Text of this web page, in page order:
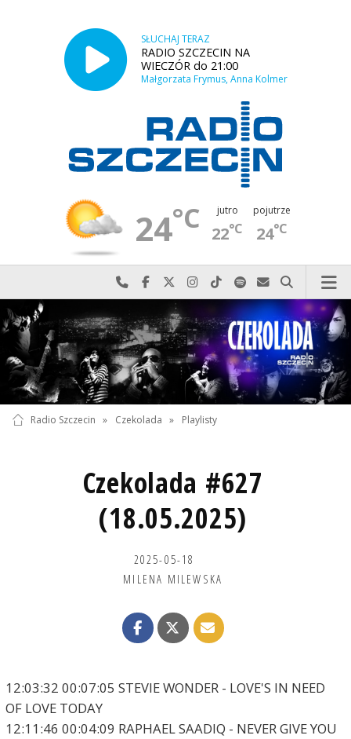
SŁUCHAJ TERAZ
RADIO SZCZECIN NA
WIECZÓR do 21:00
Małgorzata Frymus, Anna Kolmer
24°C jutro
22°C
pojutrze
24°C
Najlepiej po prostu do nas zadzwoń
Odwiedź nas na Facebook-u
Odwiedź nas na X
Odwiedź nas na Instagram-ie
Odwiedź nas na TikTok-u
Szukaj nas na Spotify
Wyślij do nas
Szukaj
Radio Szczecin » Czekolada » Playlisty
Czekolada #627
(18.05.2025)
2025-05-18
MILENA MILEWSKA
12:03:32 00:07:05 STEVIE WONDER - LOVE'S IN NEED
OF LOVE TODAY
12:11:46 00:04:09 RAPHAEL SAADIQ - NEVER GIVE YOU